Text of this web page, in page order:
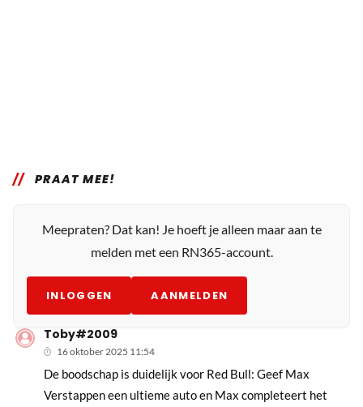
PRAAT MEE!
Meepraten? Dat kan! Je hoeft je alleen maar aan te
melden met een RN365-account.
INLOGGEN AANMELDEN
Toby#2009
16 oktober 2025 11:54
De boodschap is duidelijk voor Red Bull: Geef Max
Verstappen een ultieme auto en Max completeert het